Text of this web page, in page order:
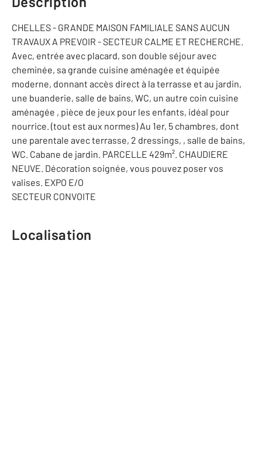
CHELLES - GRANDE MAISON FAMILIALE SANS AUCUN
TRAVAUX A PREVOIR - SECTEUR CALME ET RECHERCHE.
Avec, entrée avec placard, son double séjour avec
cheminée, sa grande cuisine aménagée et équipée
moderne, donnant accès direct à la terrasse et au jardin,
une buanderie, salle de bains, WC, un autre coin cuisine
aménagée , pièce de jeux pour les enfants, idéal pour
nourrice. (tout est aux normes) Au 1er, 5 chambres, dont
une parentale avec terrasse, 2 dressings, , salle de bains,
WC. Cabane de jardin. PARCELLE 429m². CHAUDIERE
NEUVE. Décoration soignée, vous pouvez poser vos
valises. EXPO E/O
SECTEUR CONVOITE
Localisation